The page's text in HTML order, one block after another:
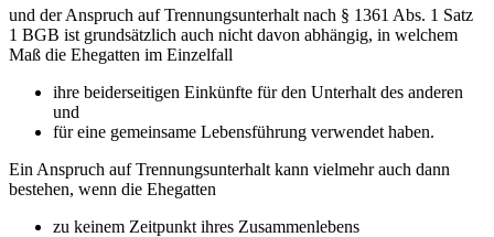
und der Anspruch auf Trennungsunterhalt nach § 1361 Abs. 1 Satz
1 BGB ist grundsätzlich auch nicht davon abhängig, in welchem
Maß die Ehegatten im Einzelfall
ihre beiderseitigen Einkünfte für den Unterhalt des anderen
und
für eine gemeinsame Lebensführung verwendet haben.
Ein Anspruch auf Trennungsunterhalt kann vielmehr auch dann
bestehen, wenn die Ehegatten
zu keinem Zeitpunkt ihres Zusammenlebens